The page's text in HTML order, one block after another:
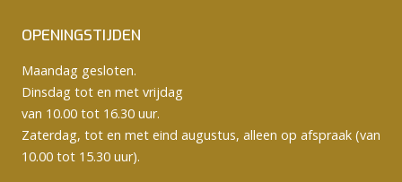
OPENINGSTIJDEN
Maandag gesloten.
Dinsdag tot en met vrijdag
van 10.00 tot 16.30 uur.
Zaterdag, tot en met eind augustus, alleen op afspraak (van
10.00 tot 15.30 uur).